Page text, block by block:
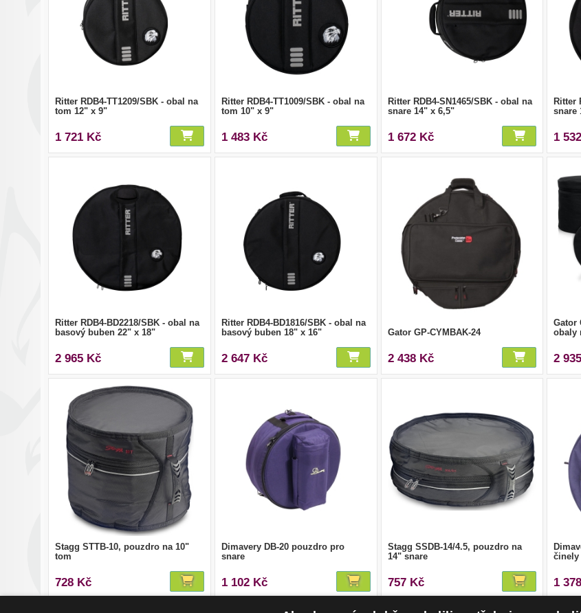
Ritter RDB4-TT1209/SBK - obal na
tom 12" x 9"
1 721 Kč
Ritter RDB4-TT1009/SBK - obal na
tom 10" x 9"
1 483 Kč
Ritter RDB4-SN1465/SBK - obal na
snare 14" x 6,5"
1 672 Kč
Ritter
snare
1
Ritter RDB4-BD2218/SBK - obal na
basový buben 22" x 18"
2 965 Kč
Ritter RDB4-BD1816/SBK - obal na
basový buben 18" x 16"
2 647 Kč
Gator GP-CYMBAK-24
2 438 Kč
Gator
obaly
2
Stagg STTB-10, pouzdro na 10"
tom
728 Kč
Dimavery DB-20 pouzdro pro
snare
1 102 Kč
Stagg SSDB-14/4.5, pouzdro na
14" snare
757 Kč
činely
1